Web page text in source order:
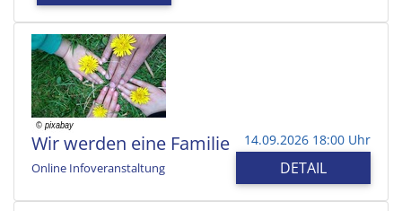
Wir werden eine Familie
Online Infoveranstaltung
14.09.2026 18:00 Uhr
DETAIL